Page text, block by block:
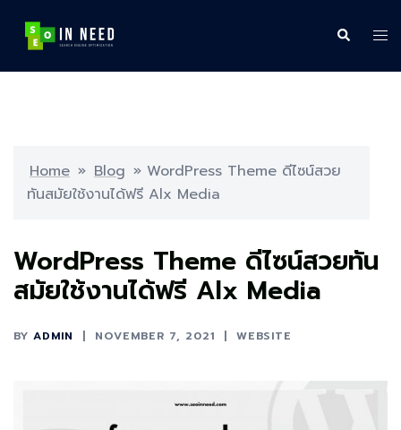
content
Search
Home » Blog » WordPress Theme ดีไซน์สวย
ทันสมัยใช้งานได้ฟรี Alx Media
WordPress Theme ดีไซน์สวยทัน
สมัยใช้งานได้ฟรี Alx Media
BY ADMIN NOVEMBER 7, 2021 WEBSITE